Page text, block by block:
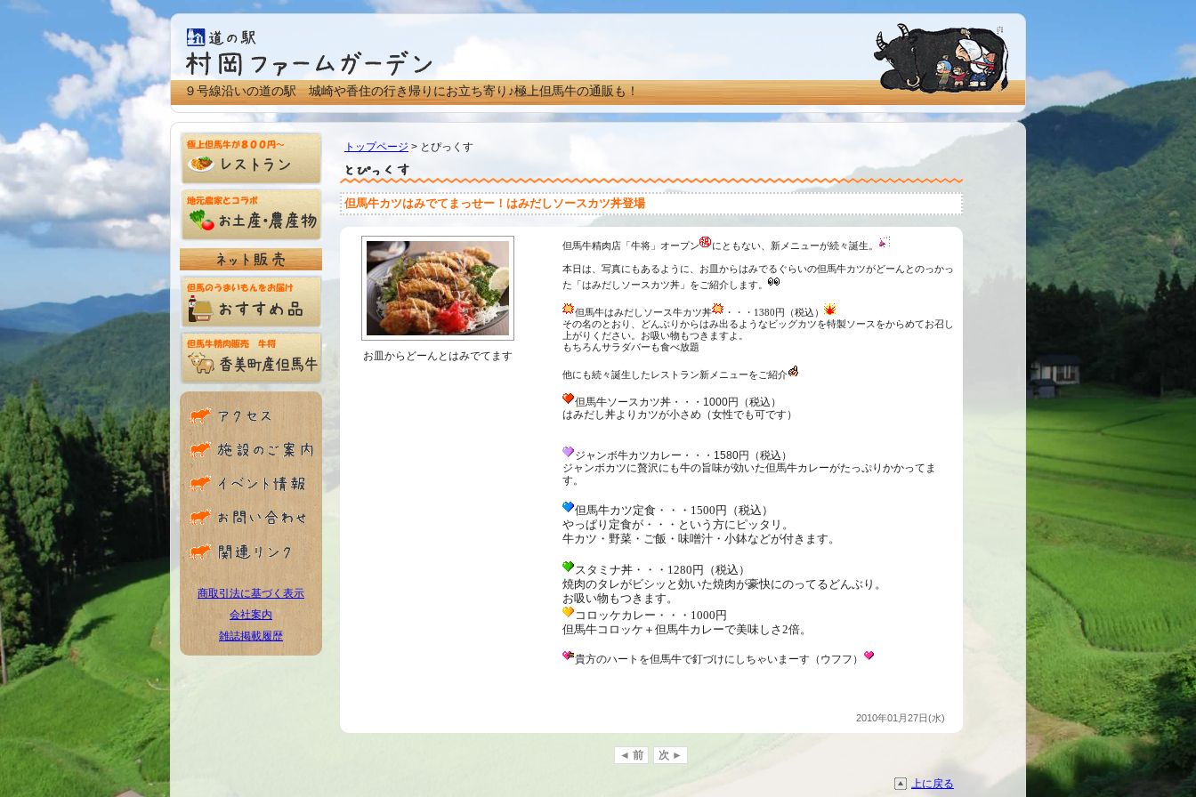
９号線沿いの道の駅 城崎や香住の行き帰りにお立ち寄り♪極上但馬牛の通販も！
商取引法に基づく表示
会社案内
雑誌掲載履歴
トップページ > とぴっくす
但馬牛カツはみでてまっせー！はみだしソースカツ丼登場
お皿からどーんとはみでてます
但馬牛精肉店「牛将」オープン にともない、新メニューが続々誕生。
本日は、写真にもあるように、お皿からはみでるぐらいの但馬牛カツがどーんとのっかっ
た「はみだしソースカツ丼」をご紹介します。
但馬牛はみだしソース牛カツ丼 ・・・ 1380円（税込）
その名のとおり、どんぶりからはみ出るようなビッグカツを特製ソースをからめてお召し
上がりください。お吸い物もつきますよ。
もちろんサラダバーも食べ放題
他にも続々誕生したレストラン新メニューをご紹介
但馬牛ソースカツ丼・・・ 1000円（税込）
はみだし丼よりカツが小さめ（女性でも可です）
ジャンボ牛カツカレー・・・ 1580円（税込）
ジャンボカツに贅沢にも牛の旨味が効いた但馬牛カレーがたっぷりかかってま
す。
但馬牛カツ定食・・・ 1500 円（税込）
やっぱり定食が・・・という方にピッタリ。
牛カツ・野菜・ご飯・味噌汁・小鉢などが付きます。
スタミナ丼・・・ 1280 円（税込）
焼肉のタレがビシッと効いた焼肉が豪快にのってるどんぶり。
お吸い物 もつきます。
コロッケカレー・・・ 1000 円
但馬牛コロッケ＋但馬牛カレーで美味しさ2倍。
貴方のハートを但馬牛で釘づけにしちゃいまーす（ウフフ）
2010年01月27日(水)
◄ 前 次 ►
上に戻る